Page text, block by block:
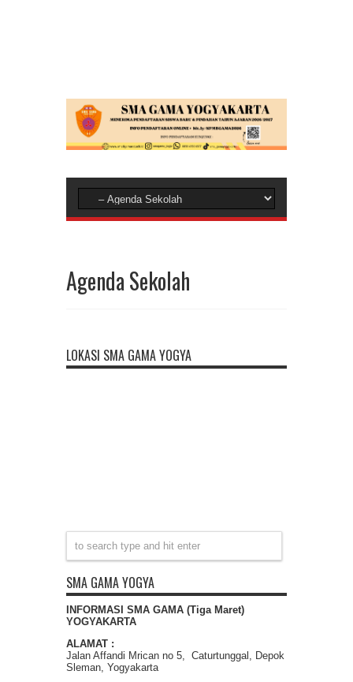
Agenda Sekolah
LOKASI SMA GAMA YOGYA
SMA GAMA YOGYA
INFORMASI SMA GAMA (Tiga Maret)
YOGYAKARTA
ALAMAT :
Jalan Affandi Mrican no 5, Caturtunggal, Depok
Sleman, Yogyakarta